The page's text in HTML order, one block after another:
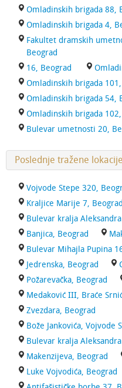
Omladinskih brigada 88,
Omladinskih brigada 4,
Fakultet dramskih
Beograd
16, Beograd
Omladinskih brigada
Omladinskih brigada 54,
Omladinskih brigada
Bulevar umetnosti 20,
Poslednje tražene
Vojvode Stepe 320,
Kraljice Marije 7, Beograd
Bulevar kralja
Banjica, Beograd
Bulevar Mihajla Pupina
Jedrenska, Beograd
Požarevačka, Beograd
Medaković III, Braće
Zvezdara, Beograd
Bože Jankovića, Vojvode
Bulevar kralja
Makenzijeva, Beograd
Luke Vojvodića, Beograd